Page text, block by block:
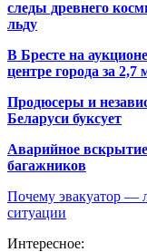
следы древнего
льду
В Бресте на
центре города за 2,7
Продюсеры и
Беларуси буксует
Аварийное
багажников
Почему эвакуатор —
ситуации
Интересное: